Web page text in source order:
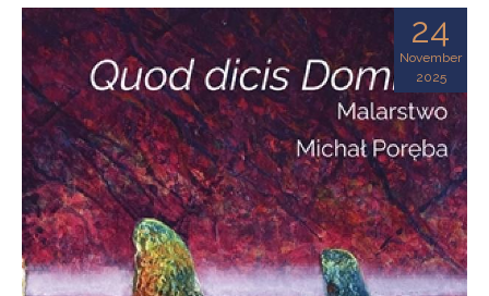
24
November
2025